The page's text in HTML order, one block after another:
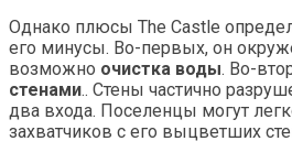
Однако плюсы The Castle
его минусы. Во-первых, он
возможно очистка воды. Во-
стенами.. Стены частично
два входа. Поселенцы могут
захватчиков с его выцветших